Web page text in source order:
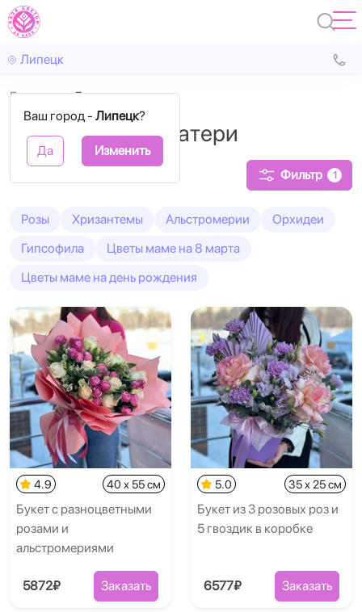
Липецк
Ваш город - Липецк?
Да Изменить
Главная День матери
Цветы на день матери
Фильтр 1
Розы Хризантемы Альстромерии
Орхидеи
Гипсофила
Цветы маме на 8 марта
Цветы маме на день рождения
4.9 40 x 55 см
Букет с разноцветными
розами и
альстромериями
5872₽ Заказать
5.0 35 x 25 см
Букет из 3 розовых роз и
5 гвоздик в коробке
6577₽ Заказать